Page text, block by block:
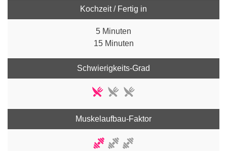
Kochzeit / Fertig in
5 Minuten
15 Minuten
Schwierigkeits-Grad
Muskelaufbau-Faktor